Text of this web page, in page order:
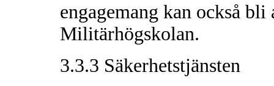
engagemang kan också
Militärhögskolan.
3.3.3 Säkerhetstjänsten